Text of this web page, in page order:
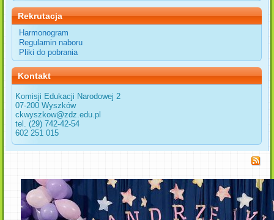
Rekrutacja
Harmonogram
Regulamin naboru
Pliki do pobrania
Kontakt
Komisji Edukacji Narodowej 2
07-200 Wyszków
ckwyszkow@zdz.edu.pl
tel. (29) 742-42-54
602 251 015